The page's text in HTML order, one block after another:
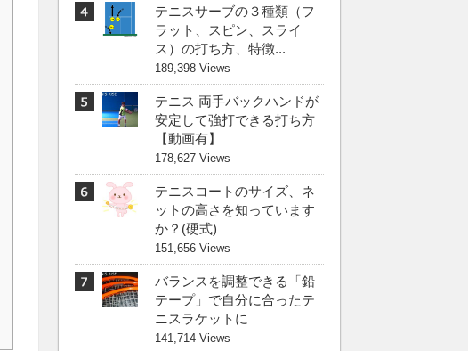
テニスサーブの３種類（フ
ラット、スピン、スライ
ス）の打ち方、特徴...
189,398 Views
テニス 両手バックハンドが
安定して強打できる打ち方
【動画有】
178,627 Views
テニスコートのサイズ、ネ
ットの高さを知っています
か？(硬式)
151,656 Views
バランスを調整できる「鉛
テープ」で自分に合ったテ
ニスラケットに
141,714 Views